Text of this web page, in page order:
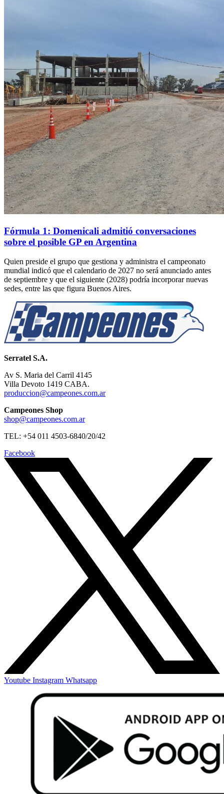
Fórmula 1: Domenicali admitió conversaciones
sobre el posible GP en Argentina
Quien preside el grupo que gestiona y administra el campeonato
mundial indicó que el calendario de 2027 no será anunciado antes
de septiembre y que el siguiente (2028) podría incorporar nuevas
sedes, entre las que figura Buenos Aires.
Serratel S.A.
Av S. Maria del Carril 4145
Villa Devoto 1419 CABA.
produccion@campeones.com.ar
Campeones Shop
shop@campeones.com.ar
TEL: +54 011 4503-6840/20/42
Facebook
Youtube Instagram Whatsapp